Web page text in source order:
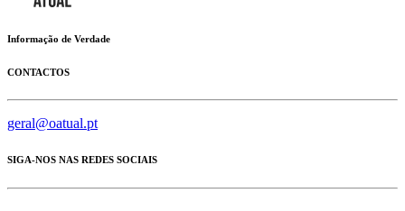
Informação de Verdade
CONTACTOS
geral@oatual.pt
SIGA-NOS NAS REDES SOCIAIS